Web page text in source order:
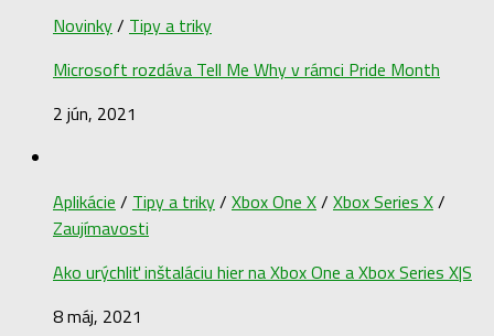
Novinky/ Tipy a triky
Microsoft rozdáva Tell Me Why v rámci Pride Month
2 jún, 2021
Aplikácie / Tipy a triky/ Xbox One X/ Xbox Series X/
Zaujímavosti
Ako urýchliť inštaláciu hier na Xbox One a Xbox Series X|S
8 máj, 2021